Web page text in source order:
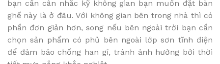
bạn cần cân nhắc kỹ không gian bạn muốn đặt bàn
ghế này là ở đâu. Với không gian bên trong nhà thì có
phần đơn giản hơn, song nếu bên ngoài trời bạn cần
chọn sản phẩm có phủ bên ngoài lớp sơn tĩnh điện
để đảm bảo chống han gỉ, tránh ảnh hưởng bởi thời